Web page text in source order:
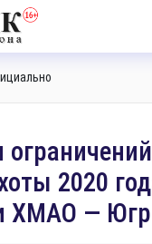
2020
ХМАО —